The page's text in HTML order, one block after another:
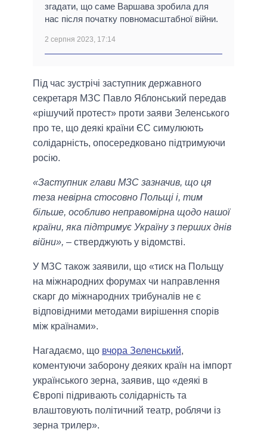
згадати, що саме Варшава зробила для
нас після початку повномасштабної війни.
2 серпня 2023, 17:14
Під час зустрічі заступник державного
секретаря МЗС Павло Яблонський передав
«рішучий протест» проти заяви Зеленського
про те, що деякі країни ЄС симулюють
солідарність, опосередковано підтримуючи
росію.
«Заступник глави МЗС зазначив, що ця
теза невірна стосовно Польщі і, тим
більше, особливо неправомірна щодо нашої
країни, яка підтримує Україну з перших днів
війни», – стверджують у відомстві.
У МЗС також заявили, що «тиск на Польщу
на міжнародних форумах чи направлення
скарг до міжнародних трибуналів не є
відповідними методами вирішення спорів
між країнами».
Нагадаємо, що вчора Зеленський,
коментуючи заборону деяких країн на імпорт
українського зерна, заявив, що «деякі в
Європі підривають солідарність та
влаштовують політичний театр, роблячи із
зерна трилер».